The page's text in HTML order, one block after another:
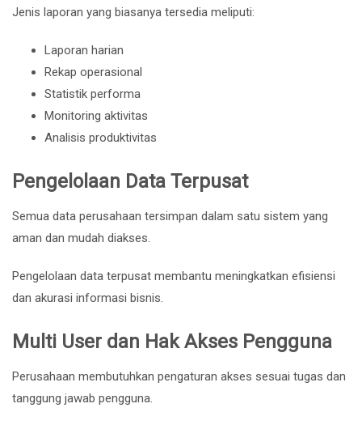
Jenis laporan yang biasanya tersedia meliputi:
Laporan harian
Rekap operasional
Statistik performa
Monitoring aktivitas
Analisis produktivitas
Pengelolaan Data Terpusat
Semua data perusahaan tersimpan dalam satu sistem yang
aman dan mudah diakses.
Pengelolaan data terpusat membantu meningkatkan efisiensi
dan akurasi informasi bisnis.
Multi User dan Hak Akses Pengguna
Perusahaan membutuhkan pengaturan akses sesuai tugas dan
tanggung jawab pengguna.